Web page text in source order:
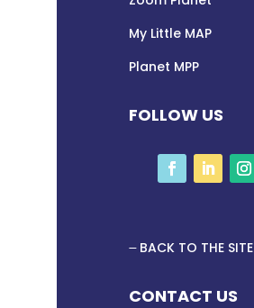
My Little MAP
Planet MPP
FOLLOW US
BACK TO THE SITE
CONTACT US